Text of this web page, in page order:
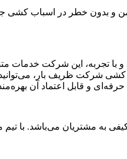
و بدون خطر در اسباب کشی
تجربه، این شرکت خدمات
کشی شرکت ظریف بار،
و قابل اعتماد آن
به مشتریان می‌باشد. با تیم